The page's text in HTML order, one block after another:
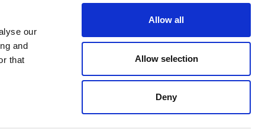
our
and
that
Allow all
Allow selection
Deny
Impressum